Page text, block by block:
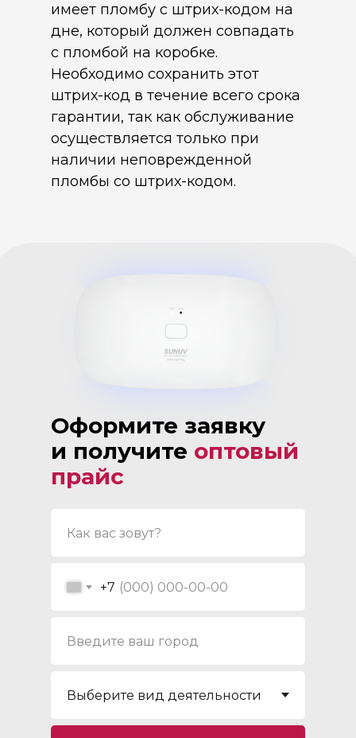
имеет пломбу с штрих-кодом на
дне, который должен совпадать
с пломбой на коробке.
Необходимо сохранить этот
штрих-код в течение всего срока
гарантии, так как обслуживание
осуществляется только при
наличии неповрежденной
пломбы со штрих-кодом.
+7
Оформите заявку
и получите оптовый
прайс